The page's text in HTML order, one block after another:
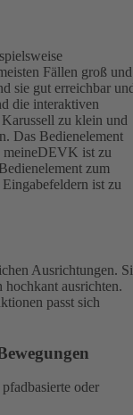
Fällen groß und
sie gut erreichbar
die interaktiven
zu klein und
Das Bedienelement
meineDEVK ist zu
zum
ist zu
Ausrichtungen.
ausrichten.
passt sich
oder